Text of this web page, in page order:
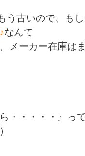
う古いので、も
なんて
メーカー在庫は
・・・・・』っ